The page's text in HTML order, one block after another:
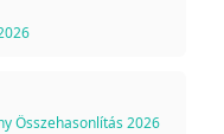
Összehasonlítás 2026